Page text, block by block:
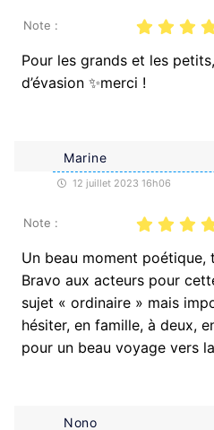
Note :
Pour les grands et les
d’évasion ✨merci !
Marine
12 juillet 2023 16h06
Note :
Un beau moment poétique,
Bravo aux acteurs pour
sujet « ordinaire » mais
hésiter, en famille, à deux,
pour un beau voyage vers
Nono